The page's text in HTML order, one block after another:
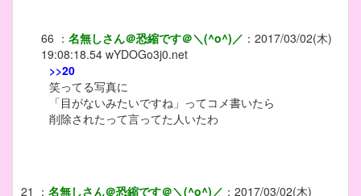
66 ： 名無しさん＠恐縮です＠＼(^o^)／ ： 2017/03/02(木)
19:08:18.54 wYDOGo3j0.net
>>20
笑ってる写真に
「目がないみたいですね」ってコメ書いたら
削除されたって言ってた人いたわ
21 ： 名無しさん＠恐縮です＠＼(^o^)／ ： 2017/03/02(木)